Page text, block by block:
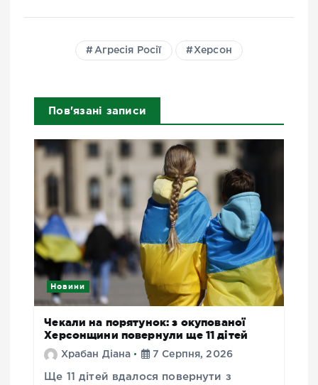
Агресія Росії Херсон
Пов'язані записи
Новини
Чекали на порятунок: з окупованої
Херсонщини повернули ще 11 дітей
Храбан Діана 7 Серпня, 2026
Ще 11 дітей вдалося повернути з